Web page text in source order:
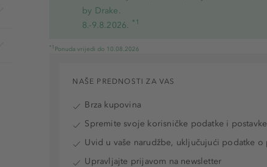
by Drake.
8.-9.8.2026. *1
*1 Ponuda vrijedi do 10.08.2026
NAŠE PREDNOSTI ZA VAS
Brza kupovina
Spremite svoje korisničke podatke i postavke
Uvid u vaše narudžbe, uključujući podatke o
Upravljajte prijavom na newsletter